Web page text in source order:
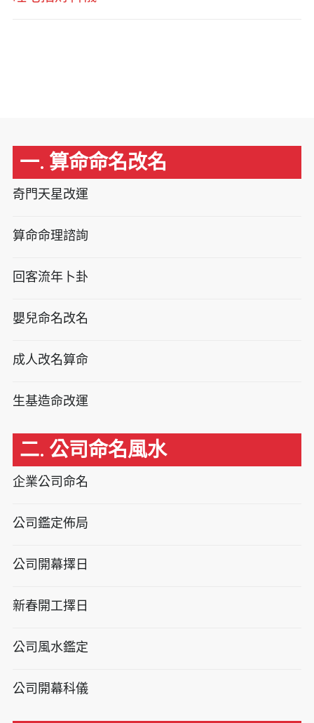
一. 算命命名改名
奇門天星改運
算命命理諮詢
回客流年卜卦
嬰兒命名改名
成人改名算命
生基造命改運
二. 公司命名風水
企業公司命名
公司鑑定佈局
公司開幕擇日
新春開工擇日
公司風水鑑定
公司開幕科儀